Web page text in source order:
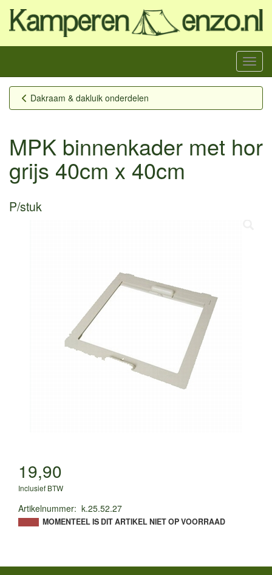
Menu
Dakraam & dakluik onderdelen
MPK binnenkader met hor
grijs 40cm x 40cm
P/stuk
19,90
Inclusief BTW
Artikelnummer: k.25.52.27
MOMENTEEL IS DIT ARTIKEL NIET OP VOORRAAD